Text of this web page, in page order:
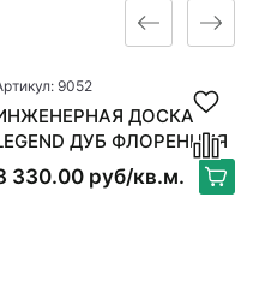
9052
ДОСКА
ДУБ ФЛОРЕНЦИЯ
330.00 руб/кв.м.